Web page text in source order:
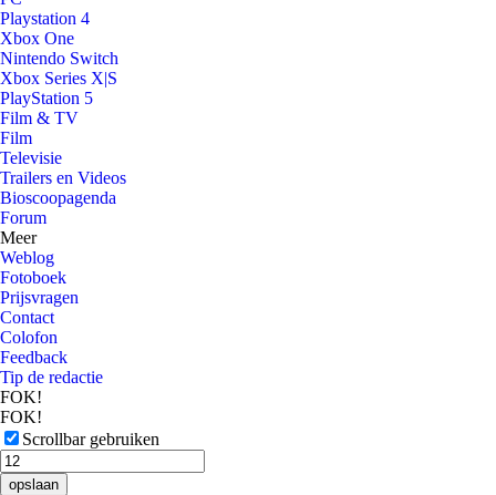
Playstation 4
Xbox One
Nintendo Switch
Xbox Series X|S
PlayStation 5
Film & TV
Film
Televisie
Trailers en Videos
Bioscoopagenda
Forum
Meer
Weblog
Fotoboek
Prijsvragen
Contact
Colofon
Feedback
Tip de redactie
FOK!
FOK!
Scrollbar gebruiken
opslaan